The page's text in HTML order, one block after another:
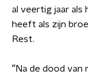
al veertig jaar als
heeft als zijn
Rest.
"Na de dood van